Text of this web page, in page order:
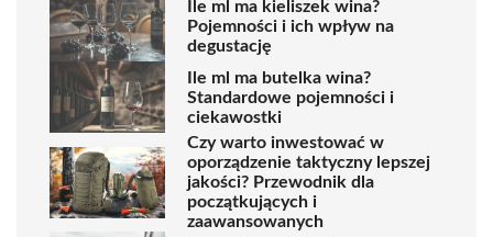
Ile ml ma kieliszek wina?
Pojemności i ich wpływ na
degustację
Ile ml ma butelka wina?
Standardowe pojemności i
ciekawostki
Czy warto inwestować w
oporządzenie taktyczny lepszej
jakości? Przewodnik dla
początkujących i
zaawansowanych